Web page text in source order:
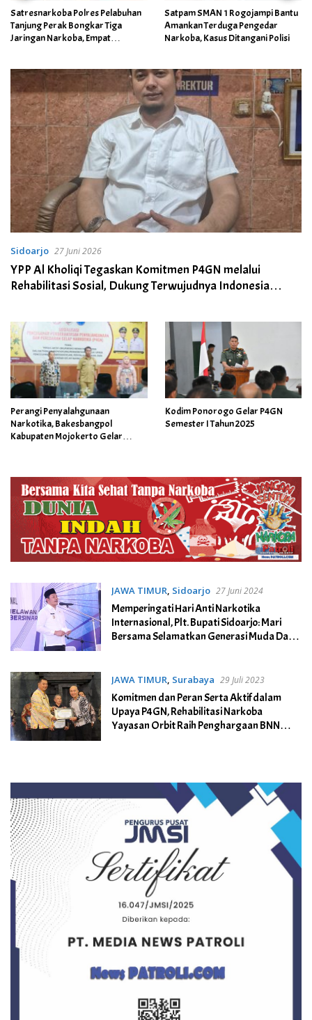
Satpam SMAN 1 Rogojampi Bantu
Amankan Terduga Pengedar
Narkoba, Kasus Ditangani Polisi
Kabag Keuangan DPRD Ponorogo
Ditetapkan Jadi Tersangka
Kejaksaan, Diduga Terima Fee
Sidoarjo 27 Juni 2026
YPP Al Kholiqi Tegaskan Komitmen P4GN melalui
Rehabilitasi Sosial, Dukung Terwujudnya Indonesia
Perangi Penyalahgunaan
Narkotika, Bakesbangpol
Kabupaten Mojokerto Gelar
Kodim Ponorogo Gelar P4GN
Semester I Tahun 2025
JAWA TIMUR, Sidoarjo 27 Juni 2024
Memperingati Hari Anti Narkotika
Internasional, Plt. Bupati Sidoarjo: Mari
Bersama Selamatkan Generasi Muda Dari
JAWA TIMUR, Surabaya 29 Juli 2023
Komitmen dan Peran Serta Aktif dalam
Upaya P4GN, Rehabilitasi Narkoba
Yayasan Orbit Raih Penghargaan BNN